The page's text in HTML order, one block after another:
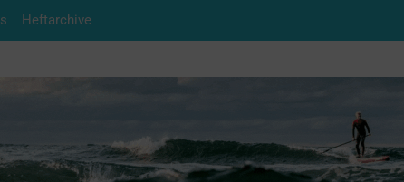
Heftarchive